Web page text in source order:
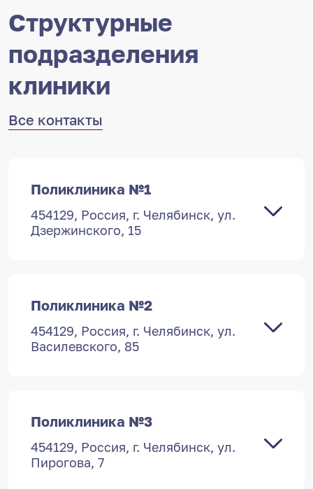
Структурные
подразделения
клиники
Все контакты
Поликлиника №1
454129, Россия, г. Челябинск, ул.
Дзержинского, 15
Поликлиника №2
454129, Россия, г. Челябинск, ул.
Василевского, 85
Поликлиника №3
454129, Россия, г. Челябинск, ул.
Пирогова, 7